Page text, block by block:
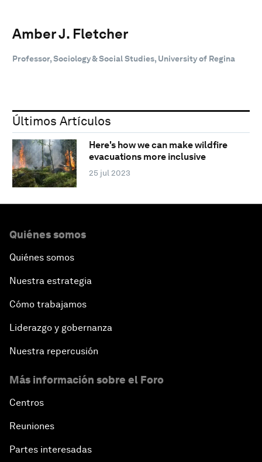
Amber J. Fletcher
Professor, Sociology & Social Studies, University of Regina
Últimos Artículos
Here's how we can make wildfire
evacuations more inclusive
25 jul 2023
Quiénes somos
Quiénes somos
Nuestra estrategia
Cómo trabajamos
Liderazgo y gobernanza
Nuestra repercusión
Más información sobre el Foro
Centros
Reuniones
Partes interesadas